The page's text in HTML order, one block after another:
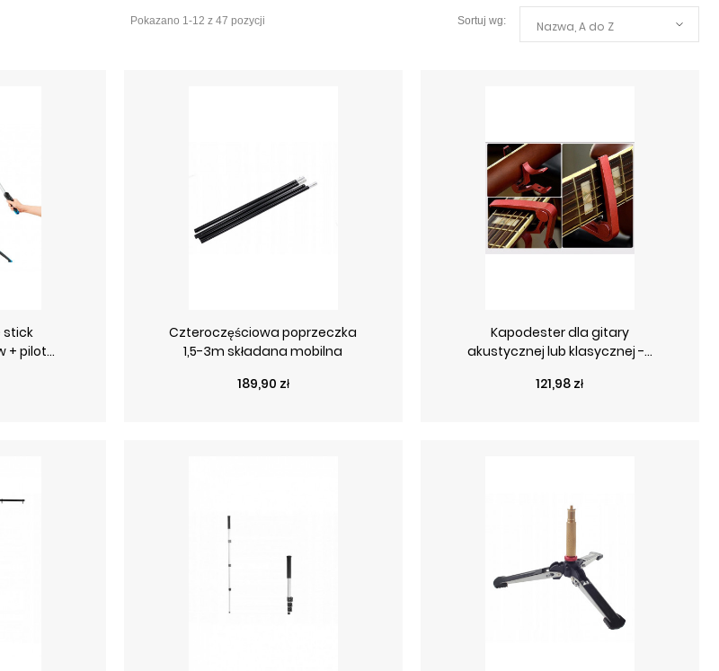
Nazwa, A do Z
stick
+ pilot...
Czteroczęściowa poprzeczka
1,5-3m składana mobilna
Cena
189,90 zł
Kapodester dla gitary
akustycznej lub klasycznej -...
Cena
121,98 zł